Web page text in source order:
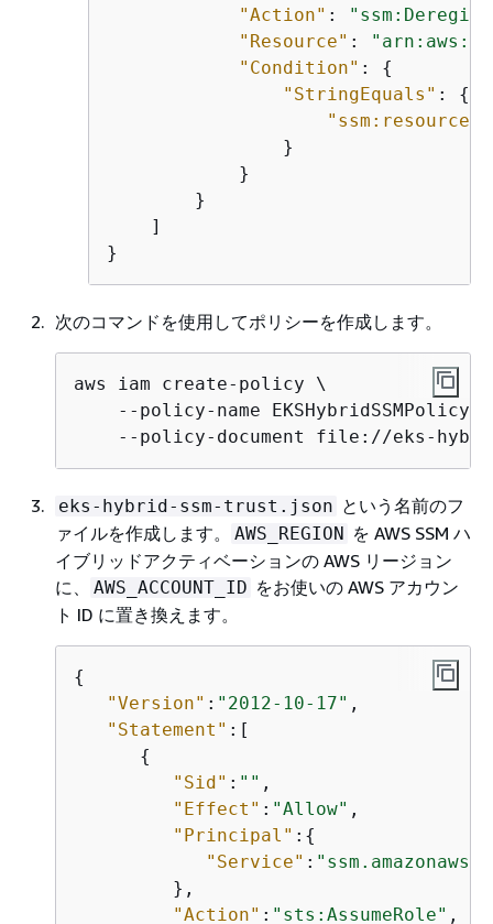
"Action" :
"Resource" :
"Condition" : {
"StringEquals" : {
                }
            }
        }
    ]
}
次のコマンドを使用してポリシーを作成します。
aws iam create-policy \
    --policy-name EKSHybridSSMPolicy \
--policy-document file://eks-
eks-hybrid-ssm-trust.json という名前のフ
ァイルを作成します。
AWS_REGION を AWS SSM ハ
イブリッドアクティベーションの AWS リージョン
に、
AWS_ACCOUNT_ID をお使いの AWS アカウン
ト ID に置き換えます。
{
"Version" : "2012-10-17" ,
"Statement" :[
{
"Sid" : "" ,
"Effect" : "Allow" ,
"Principal" : {
"Service" :
         },
"Action" : "sts:AssumeRole" ,